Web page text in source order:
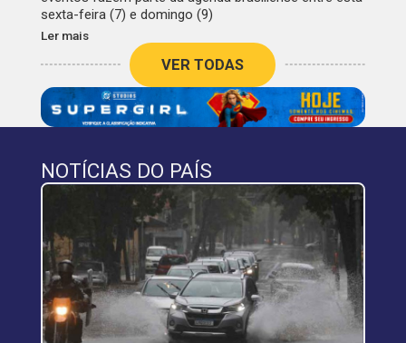
sexta-feira (7) e domingo (9)
Ler mais
VER TODAS
NOTÍCIAS DO PAÍS